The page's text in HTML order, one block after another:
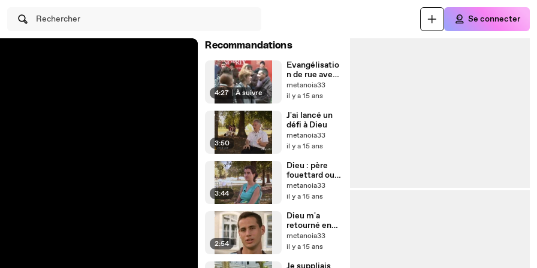
Rechercher Se connecter
Recommandations
4:27 | À suivre
Evangélisatio
n de rue avec
la
Communauté
metanoia33
il y a 15 ans
3:50
J'ai lancé un
défi à Dieu
metanoia33
il y a 15 ans
3:44
Dieu : père
fouettard ou
Papa ?
metanoia33
il y a 15 ans
2:54
Dieu m'a
retourné en
trois jours
metanoia33
il y a 15 ans